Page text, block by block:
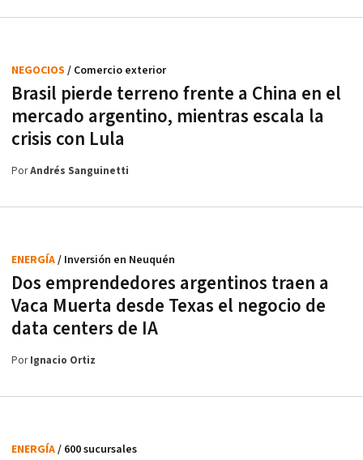
Brasil pierde terreno frente a China en el
mercado argentino, mientras escala la
crisis con Lula
NEGOCIOS / Comercio exterior
PorAndrés Sanguinetti
Dos emprendedores argentinos traen a
Vaca Muerta desde Texas el negocio de
data centers de IA
ENERGÍA/ Inversión en Neuquén
PorIgnacio Ortiz
ENERGÍA/ 600 sucursales